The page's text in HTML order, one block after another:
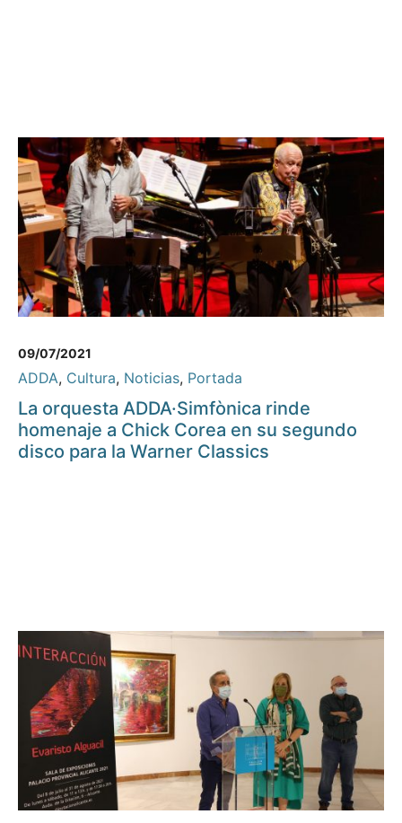
09/07/2021
ADDA, Cultura, Noticias, Portada
La orquesta ADDA·Simfònica rinde
homenaje a Chick Corea en su segundo
disco para la Warner Classics